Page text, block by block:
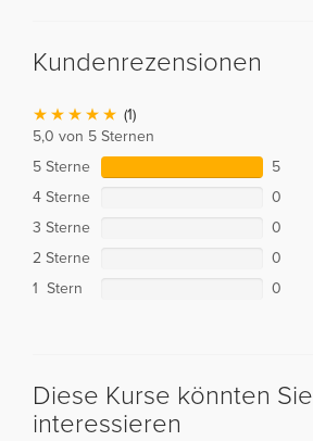
Kundenrezensionen
(1)
5,0 von 5 Sternen
5 Sterne
5
4 Sterne
0
3 Sterne
0
2 Sterne
0
1 Stern
0
Diese Kurse könnten Sie
interessieren